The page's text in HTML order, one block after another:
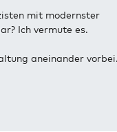
mit modernster
Ich vermute es.
aneinander vorbei.